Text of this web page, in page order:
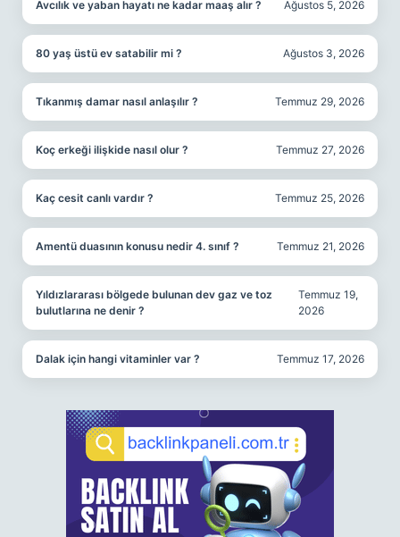
Avcılık ve yaban hayatı ne kadar maaş alır ? Ağustos 5, 2026
80 yaş üstü ev satabilir mi ? Ağustos 3, 2026
Tıkanmış damar nasıl anlaşılır ? Temmuz 29, 2026
Koç erkeği ilişkide nasıl olur ? Temmuz 27, 2026
Kaç cesit canlı vardır ? Temmuz 25, 2026
Amentü duasının konusu nedir 4. sınıf ? Temmuz 21, 2026
Yıldızlararası bölgede bulunan dev gaz ve toz
bulutlarına ne denir ?
Temmuz 19,
2026
Dalak için hangi vitaminler var ? Temmuz 17, 2026